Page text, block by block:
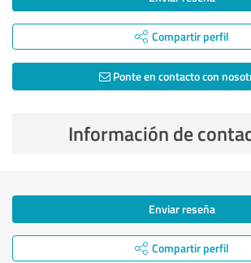
Compartir perfil
Ponte en contacto con
Información de
Enviar reseña
Compartir perfil